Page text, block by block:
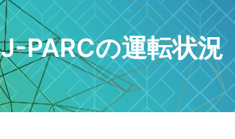
J-PARCの運転状況